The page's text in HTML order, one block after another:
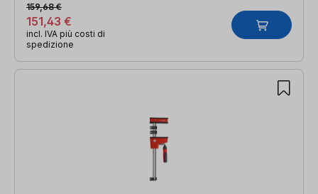
151,43 €
159,68 €
incl. IVA più costi di
spedizione